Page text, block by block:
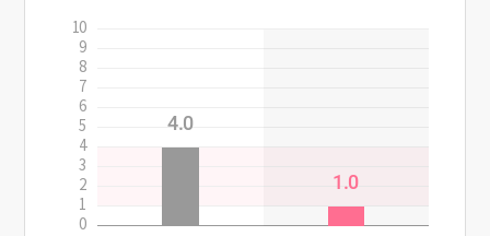
4.0
1.0
10
9
8
7
6
5
4
3
2
1
0